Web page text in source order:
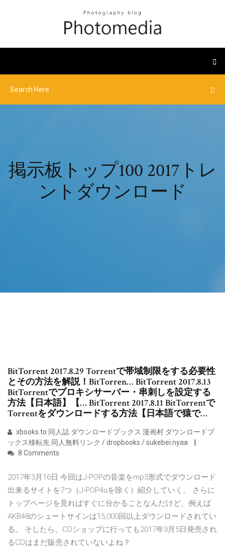
掲示板トップ100 2017トレ
ントダウンロード
BitTorrent 2017.8.29 Torrentで帯域制限をする必要性
とその方法を解説！BitTorren… BitTorrent 2017.8.13
BitTorrentでプロキシサーバー・串刺しを設定する
方法【日本語】【… BitTorrent 2017.8.11 BitTorrentで
Torrentをダウンロードする方法【日本語で猿で…
xbooks.to 同人誌 ダウンロードブックス 漫画村 ダウンロードブ
ックス移転先 同人無料リンク / dropbooks / sukebei.nyaa
8 Comments
2017年3月16日 今回はJ-POPの音楽をmp3形式でダウンロード
出来るサイトを7つ（J-POP4uを除く）紹介していく。 さらに
トップページを見ればすぐに分かることなんだけど、例えば
AKB48のシュートサインは15,000回以上ダウンロードされてい
る。 そしたら、CDショップに行っても2017年3月5日発売され
るCDはまだ販売されていないよね？